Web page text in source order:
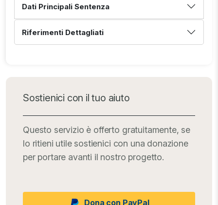
Dati Principali Sentenza
Riferimenti Dettagliati
Sostienici con il tuo aiuto
Questo servizio è offerto gratuitamente, se
lo ritieni utile sostienici con una donazione
per portare avanti il nostro progetto.
Dona con PayPal